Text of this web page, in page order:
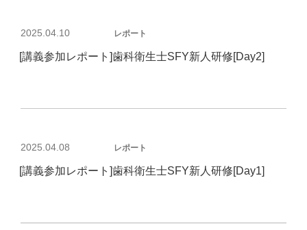
投
日:
2025.04.10 レポート
[講義参加レポート]歯科衛生士SFY新人研修[Day2]
投
日:
2025.04.08 レポート
[講義参加レポート]歯科衛生士SFY新人研修[Day1]